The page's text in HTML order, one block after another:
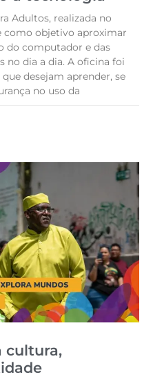
Adultos, realizada no
como objetivo aproximar
do computador e das
no dia a dia. A oficina foi
desejam aprender, se
no uso da
cultura,